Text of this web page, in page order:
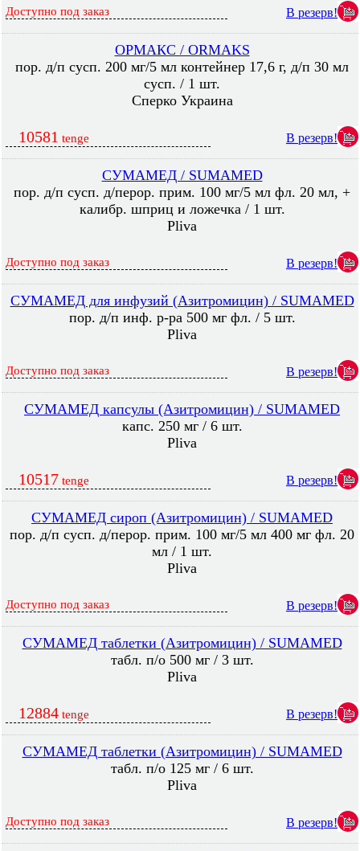
Доступно под заказ В резерв!
ОРМАКС / ORMAKS
пор. д/п сусп. 200 мг/5 мл контейнер 17,6 г, д/п 30 мл
сусп. / 1 шт.
Сперко Украина
10581 tenge В резерв!
СУМАМЕД / SUMAMED
пор. д/п сусп. д/перор. прим. 100 мг/5 мл фл. 20 мл, +
калибр. шприц и ложечка / 1 шт.
Pliva
Доступно под заказ В резерв!
СУМАМЕД для инфузий (Азитромицин) / SUMAMED
пор. д/п инф. р-ра 500 мг фл. / 5 шт.
Pliva
Доступно под заказ В резерв!
СУМАМЕД капсулы (Азитромицин) / SUMAMED
капс. 250 мг / 6 шт.
Pliva
10517 tenge В резерв!
СУМАМЕД сироп (Азитромицин) / SUMAMED
пор. д/п сусп. д/перор. прим. 100 мг/5 мл 400 мг фл. 20
мл / 1 шт.
Pliva
Доступно под заказ В резерв!
СУМАМЕД таблетки (Азитромицин) / SUMAMED
табл. п/о 500 мг / 3 шт.
Pliva
12884 tenge В резерв!
СУМАМЕД таблетки (Азитромицин) / SUMAMED
табл. п/о 125 мг / 6 шт.
Pliva
Доступно под заказ В резерв!